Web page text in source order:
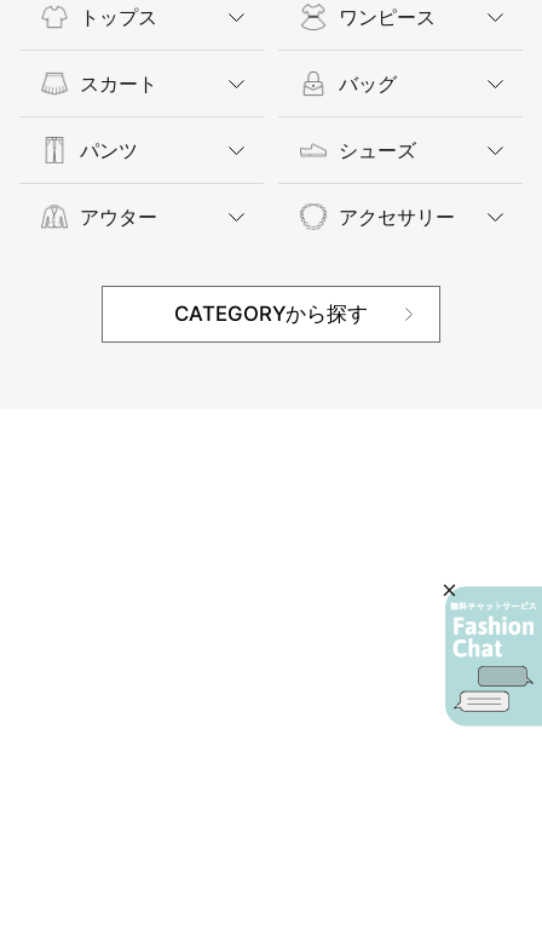
トップス
スカート
パンツ
アウター
ワンピース
バッグ
シューズ
アクセサリー
CATEGORYから探す